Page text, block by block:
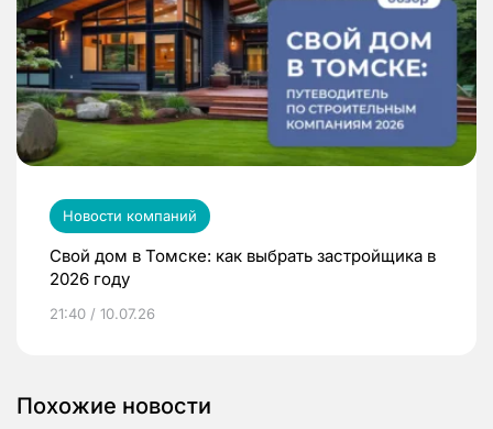
Новости компаний
Свой дом в Томске: как выбрать застройщика в
2026 году
21:40 / 10.07.26
Похожие новости